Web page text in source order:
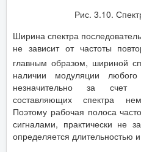
Рис. 3.10.
Ширина спектра
не зависит от частоты
главным образом, шириной
наличии модуляции
незначительно за счет
составляющих спектра
Поэтому рабочая полоса
сигналами, практически не
определяется длительностью